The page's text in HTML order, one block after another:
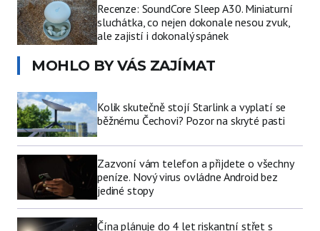
Recenze: SoundCore Sleep A30. Miniaturní
sluchátka, co nejen dokonale nesou zvuk,
ale zajistí i dokonalý spánek
MOHLO BY VÁS ZAJÍMAT
Kolik skutečně stojí Starlink a vyplatí se
běžnému Čechovi? Pozor na skryté pasti
Zazvoní vám telefon a přijdete o všechny
peníze. Nový virus ovládne Android bez
jediné stopy
Čína plánuje do 4 let riskantní střet s